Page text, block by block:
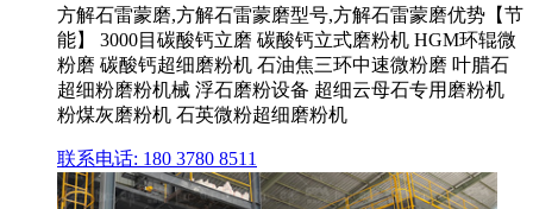
方解石雷蒙磨,方解石雷蒙磨型号,方解石雷蒙磨优势【节
能】 3000目碳酸钙立磨 碳酸钙立式磨粉机 HGM环辊微
粉磨 碳酸钙超细磨粉机 石油焦三环中速微粉磨 叶腊石
超细粉磨粉机械 浮石磨粉设备 超细云母石专用磨粉机
粉煤灰磨粉机 石英微粉超细磨粉机
联系电话: 180 3780 8511